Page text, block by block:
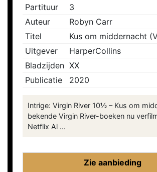
Partituur
3
Auteur
Robyn Carr
Titel
Kus om middernacht
Uitgever
HarperCollins
Bladzijden XX
Publicatie
2020
Intrige: Virgin River 10½ – Kus om
bekende Virgin River-boeken nu
Netflix Al ...
Zie aanbieding